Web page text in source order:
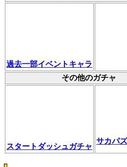
過去一部イベントキャラ
その他のガチャ
スタートダッシュガチャ
サカパ